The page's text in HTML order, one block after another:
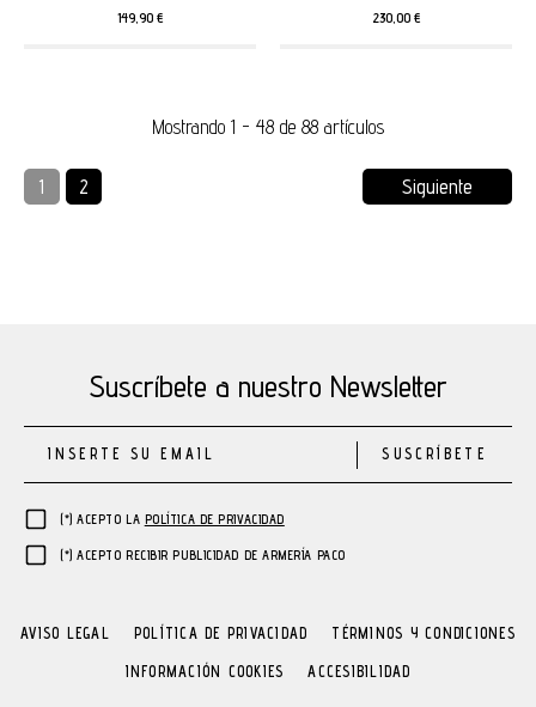
149,90 €
230,00 €
Mostrando 1 - 48 de 88 artículos
1 2 Siguiente
Suscríbete a nuestro Newsletter
(*) ACEPTO LA POLÍTICA DE PRIVACIDAD
(*) ACEPTO RECIBIR PUBLICIDAD DE ARMERÍA PACO
SUSCRÍBETE
AVISO LEGAL POLÍTICA DE PRIVACIDAD TÉRMINOS Y CONDICIONES
INFORMACIÓN COOKIES ACCESIBILIDAD